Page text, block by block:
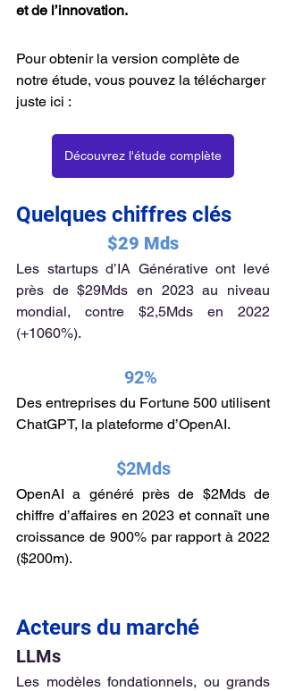
et de l’innovation.
Pour obtenir la version complète de
notre étude, vous pouvez la télécharger
juste ici :
Découvrez l'étude complète
Quelques chiffres clés
$29 Mds
Les startups d’IA Générative ont levé
près de $29Mds en 2023 au niveau
mondial, contre $2,5Mds en 2022
(+1060%).
92%
Des entreprises du Fortune 500 utilisent
ChatGPT, la plateforme d’OpenAI.
$2Mds
OpenAI a généré près de $2Mds de
chiffre d’affaires en 2023 et connaît une
croissance de 900% par rapport à 2022
($200m).
Acteurs du marché
LLMs
Les modèles fondationnels, ou grands